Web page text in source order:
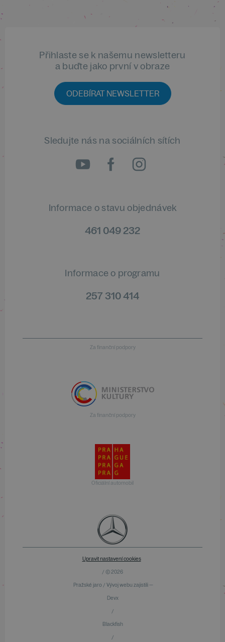
Přihlaste se k našemu newsletteru
a buďte jako první v obraze
ODEBÍRAT NEWSLETTER
Sledujte nás na sociálních sítích
Informace o stavu objednávek
461 049 232
Informace o programu
257 310 414
Za finanční podpory
Za finanční podpory
Oficiální automobil
Upravit nastavení cookies
/ © 2026
Pražské jaro / Vývoj webu zajistili —
Devx
/
Blackfish
/